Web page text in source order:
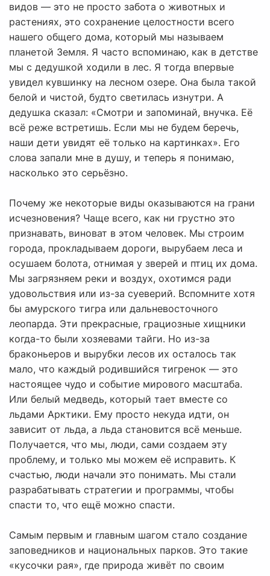
видов — это не просто забота о животных и
растениях, это сохранение целостности всего
нашего общего дома, который мы называем
планетой Земля. Я часто вспоминаю, как в детстве
мы с дедушкой ходили в лес. Я тогда впервые
увидел кувшинку на лесном озере. Она была такой
белой и чистой, будто светилась изнутри. А
дедушка сказал: «Смотри и запоминай, внучка. Её
всё реже встретишь. Если мы не будем беречь,
наши дети увидят её только на картинках». Его
слова запали мне в душу, и теперь я понимаю,
насколько это серьёзно.
Почему же некоторые виды оказываются на грани
исчезновения? Чаще всего, как ни грустно это
признавать, виноват в этом человек. Мы строим
города, прокладываем дороги, вырубаем леса и
осушаем болота, отнимая у зверей и птиц их дома.
Мы загрязняем реки и воздух, охотимся ради
удовольствия или из-за суеверий. Вспомните хотя
бы амурского тигра или дальневосточного
леопарда. Эти прекрасные, грациозные хищники
когда-то были хозяевами тайги. Но из-за
браконьеров и вырубки лесов их осталось так
мало, что каждый родившийся тигренок — это
настоящее чудо и событие мирового масштаба.
Или белый медведь, который тает вместе со
льдами Арктики. Ему просто некуда идти, он
зависит от льда, а льда становится всё меньше.
Получается, что мы, люди, сами создаем эту
проблему, и только мы можем её исправить. К
счастью, люди начали это понимать. Мы стали
разрабатывать стратегии и программы, чтобы
спасти то, что ещё можно спасти.
Самым первым и главным шагом стало создание
заповедников и национальных парков. Это такие
«кусочки рая», где природа живёт по своим